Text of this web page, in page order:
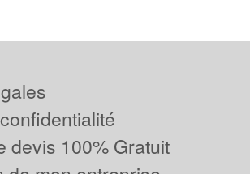
devis 100% Gratuit